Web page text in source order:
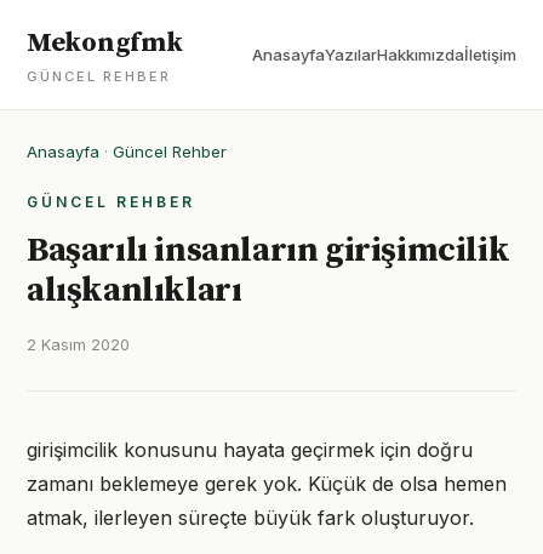
Mekongfmk
GÜNCEL REHBER
AnasayfaYazılarHakkımızdaİletişim
Anasayfa · Güncel Rehber
GÜNCEL REHBER
Başarılı insanların girişimcilik
alışkanlıkları
2 Kasım 2020
girişimcilik konusunu hayata geçirmek için doğru
zamanı beklemeye gerek yok. Küçük de olsa hemen
atmak, ilerleyen süreçte büyük fark oluşturuyor.